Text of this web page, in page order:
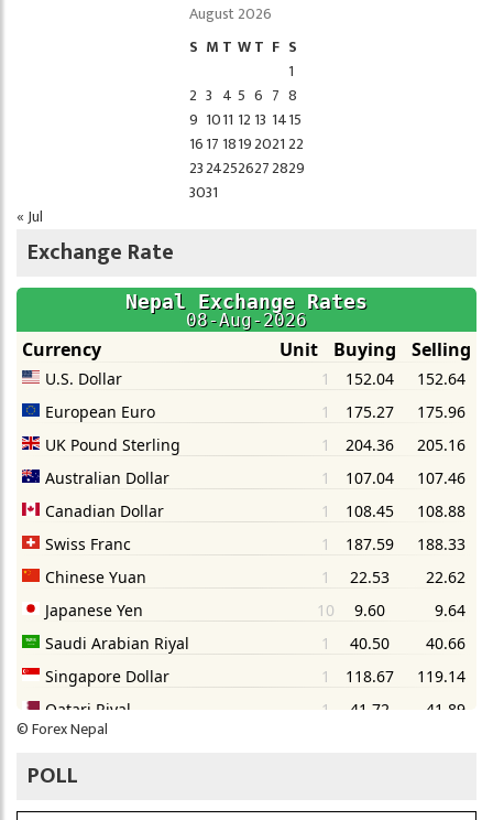
August 2026
S M T WT F S
1
2 3 4 5 6 7 8
9 1011 12 13 1415
1617 1819202122
23242526272829
3031
« Jul
Exchange Rate
©Forex Nepal
POLL